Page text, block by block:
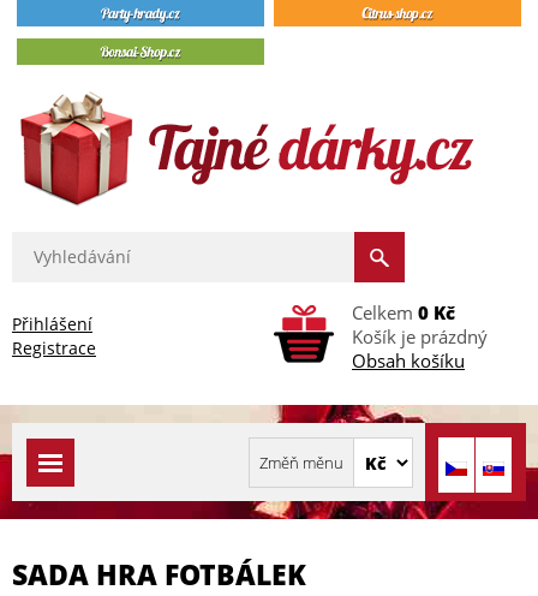
Přihlášení
Registrace
Celkem 0 Kč
Košík je prázdný
Obsah košíku
SADA HRA FOTBÁLEK